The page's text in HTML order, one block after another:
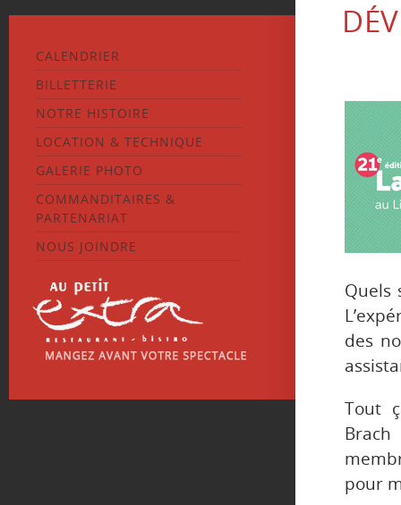
CALENDRIER
BILLETTERIE
NOTRE HISTOIRE
LOCATION & TECHNIQUE
GALERIE PHOTO
COMMANDITAIRES &
PARTENARIAT
NOUS JOINDRE
Quels
des
Tout
pour